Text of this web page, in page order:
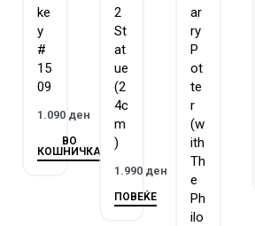
ke
y
#
15
09
1.090 ден
ВО
КОШНИЧКА
2
St
at
ue
(2
4c
m
)
1.990 ден
ПОВЕЌЕ
ar
ry
P
ot
te
r
(w
ith
Th
e
Ph
ilo